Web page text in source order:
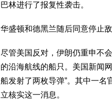
巴林进行了报复性袭击。
华盛顿和德黑兰随后同意停止敌
尽管美国反对，伊朗仍重申不
的沿海航线的船只。美国新闻
船发射了两枚导弹”。其中一
立核实这一消息。